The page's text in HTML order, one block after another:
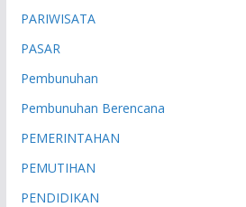
PARIWISATA
PASAR
Pembunuhan
Pembunuhan Berencana
PEMERINTAHAN
PEMUTIHAN
PENDIDIKAN